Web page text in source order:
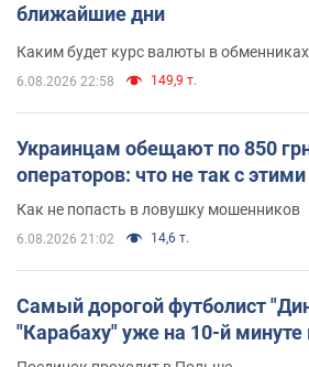
ближайшие дни
Каким будет курс валюты в обменниках
6.08.2026 22:58 149,9 т.
Украинцам обещают по 850
операторов: что не так с
Как не попасть в ловушку мошенников
6.08.2026 21:02 14,6 т.
Самый дорогой футболист
"Карабаху" уже на 10-й